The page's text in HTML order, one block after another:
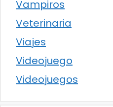
Vampiros
Veterinaria
Viajes
Videojuego
Videojuegos